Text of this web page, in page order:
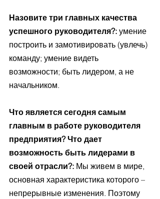
Назовите три главных качества
успешного руководителя?: умение
построить и замотивировать (увлечь)
команду; умение видеть
возможности; быть лидером, а не
начальником.
Что является сегодня самым
главным в работе руководителя
предприятия? Что дает
возможность быть лидерами в
своей отрасли?: Мы живем в мире,
основная характеристика которого –
непрерывные изменения. Поэтому